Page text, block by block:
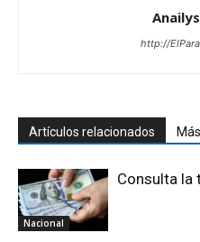
http://
Artículos relacionados
Nacional
Consulta la